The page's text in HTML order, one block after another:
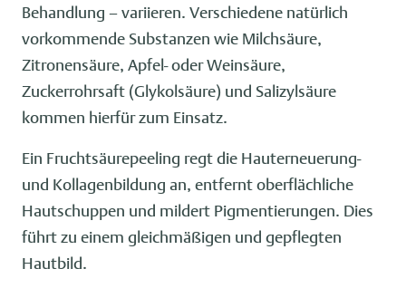
Behandlung – variieren. Verschiedene natürlich
vorkommende Substanzen wie Milchsäure,
Zitronensäure, Apfel- oder Weinsäure,
Zuckerrohrsaft (Glykolsäure) und Salizylsäure
kommen hierfür zum Einsatz.
Ein Fruchtsäurepeeling regt die Hauterneuerung-
und Kollagenbildung an, entfernt oberflächliche
Hautschuppen und mildert Pigmentierungen. Dies
führt zu einem gleichmäßigen und gepflegten
Hautbild.